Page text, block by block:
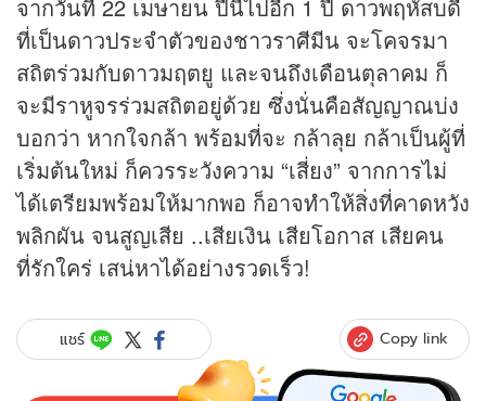
จากวันที่ 22 เมษายน ปีนี้ไปอีก 1 ปี ดาวพฤหัสบดี
ที่เป็นดาวประจำตัวของชาวราศีมีน จะโคจรมา
สถิตร่วมกับดาวมฤตยู และจนถึงเดือนตุลาคม ก็
จะมีราหูจรร่วมสถิตอยู่ด้วย ซึ่งนั่นคือสัญญาณบ่ง
บอกว่า หากใจกล้า พร้อมที่จะ กล้าลุย กล้าเป็นผู้ที่
เริ่มต้นใหม่ ก็ควรระวังความ “เสี่ยง” จากการไม่
ได้เตรียมพร้อมให้มากพอ ก็อาจทำให้สิ่งที่คาดหวัง
พลิกผัน จนสูญเสีย ..เสียเงิน เสียโอกาส เสียคน
ที่รักใคร่ เสน่หาได้อย่างรวดเร็ว!
แชร์ Copy link